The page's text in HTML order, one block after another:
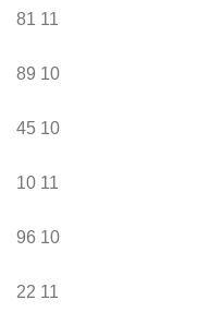
81 11
89 10
45 10
10 11
96 10
22 11